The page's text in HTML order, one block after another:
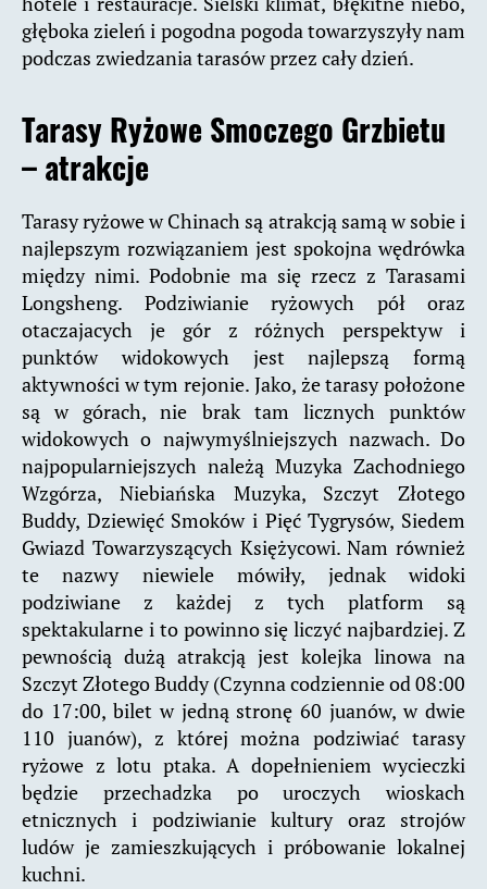
głęboka zieleń i pogodna pogoda towarzyszyły nam
podczas zwiedzania tarasów przez cały dzień.
Tarasy Ryżowe Smoczego Grzbietu
– atrakcje
Tarasy ryżowe w Chinach są atrakcją samą w sobie i
najlepszym rozwiązaniem jest spokojna wędrówka
między nimi. Podobnie ma się rzecz z Tarasami
Longsheng. Podziwianie ryżowych pół oraz
otaczajacych je gór z różnych perspektyw i
punktów widokowych jest najlepszą formą
aktywności w tym rejonie. Jako, że tarasy położone
są w górach, nie brak tam licznych punktów
widokowych o najwymyślniejszych nazwach. Do
najpopularniejszych należą Muzyka Zachodniego
Wzgórza, Niebiańska Muzyka, Szczyt Złotego
Buddy, Dziewięć Smoków i Pięć Tygrysów, Siedem
Gwiazd Towarzyszących Księżycowi. Nam również
te nazwy niewiele mówiły, jednak widoki
podziwiane z każdej z tych platform są
spektakularne i to powinno się liczyć najbardziej. Z
pewnością dużą atrakcją jest kolejka linowa na
Szczyt Złotego Buddy (Czynna codziennie od 08:00
do 17:00, bilet w jedną stronę 60 juanów, w dwie
110 juanów), z której można podziwiać tarasy
ryżowe z lotu ptaka. A dopełnieniem wycieczki
będzie przechadzka po uroczych wioskach
etnicznych i podziwianie kultury oraz strojów
ludów je zamieszkujących i próbowanie lokalnej
kuchni.